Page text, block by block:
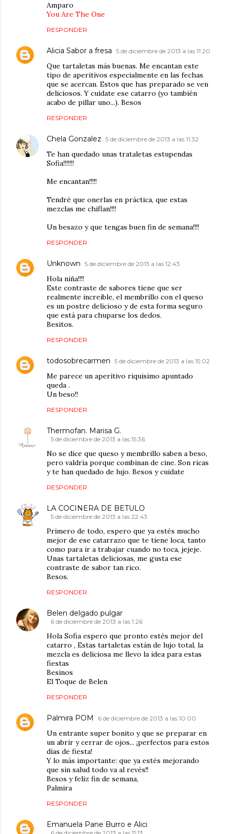
Amparo
You Are The One
RESPONDER
Alicia Sabor a fresa 5 de diciembre de 2013 a las 11:20
Que tartaletas más buenas. Me encantan este
tipo de aperitivos especialmente en las fechas
que se acercan. Estos que has preparado se ven
deliciosos. Y cuídate ese catarro (yo también
acabo de pillar uno...). Besos
RESPONDER
Chela Gonzalez 5 de diciembre de 2013 a las 11:32
Te han quedado unas trataletas estupendas
Sofia!!!!!!!
Me encantan!!!!!
Tendré que onerlas en práctica, que estas
mezclas me chiflan!!!!
Un besazo y que tengas buen fin de semana!!!!
RESPONDER
Unknown 5 de diciembre de 2013 a las 12:43
Hola niña!!!!
Este contraste de sabores tiene que ser
realmente increible, el membrillo con el queso
es un postre delicioso y de esta forma seguro
que está para chuparse los dedos.
Besitos.
RESPONDER
todosobrecarmen 5 de diciembre de 2013 a las 15:02
Me parece un aperitivo riquisimo apuntado
queda .
Un beso!!
RESPONDER
Thermofan. Marisa G.
5 de diciembre de 2013 a las 15:36
No se dice que queso y membrillo saben a beso,
pero valdría porque combinan de cine. Son ricas
y te han quedado de lujo. Besos y cuidate
RESPONDER
LA COCINERA DE BETULO
5 de diciembre de 2013 a las 22:43
Primero de todo, espero que ya estés mucho
mejor de ese catarrazo que te tiene loca, tanto
como para ir a trabajar cuando no toca, jejeje.
Unas tartaletas deliciosas, me gusta ese
contraste de sabor tan rico.
Besos.
RESPONDER
Belen delgado pulgar
6 de diciembre de 2013 a las 1:26
Hola Sofia espero que pronto estés mejor del
catarro , Estas tartaletas están de lujo total, la
mezcla es deliciosa me llevo la idea para estas
fiestas
Besinos
El Toque de Belen
RESPONDER
Palmira POM 6 de diciembre de 2013 a las 10:00
Un entrante super bonito y que se preparar en
un abrir y cerrar de ojos... ¡perfectos para estos
días de fiesta!
Y lo más importante: que ya estés mejorando
que sin salud todo va al revés!!
Besos y feliz fin de semana,
Palmira
RESPONDER
Emanuela Pane Burro e Alici